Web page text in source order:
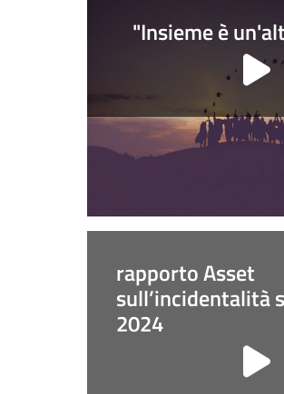
"Insieme è
rapporto Asset
sull’incidentalità
2024